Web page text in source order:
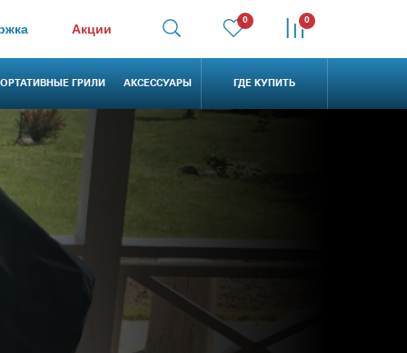
Акции
0 0
ГРИЛИ АКСЕССУАРЫ ГДЕ КУПИТЬ